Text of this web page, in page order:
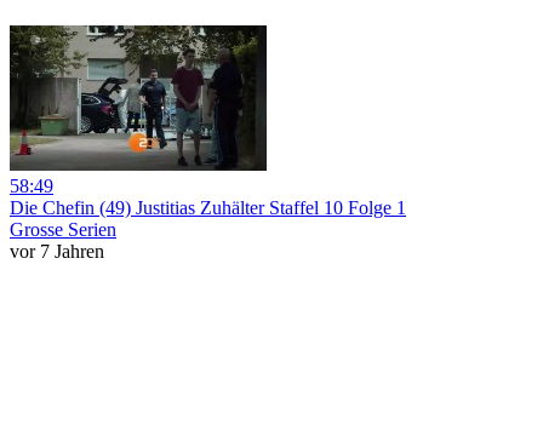
58:49
Die Chefin (49) Justitias Zuhälter Staffel 10 Folge 1
Grosse Serien
vor 7 Jahren